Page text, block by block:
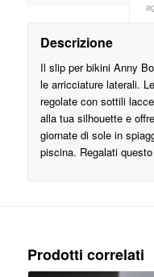
Descrizione
Il slip per bikini Anny
le arricciature laterali.
regolate con sottili
alla tua silhouette e
giornate di sole in
piscina. Regalati
Prodotti correlati